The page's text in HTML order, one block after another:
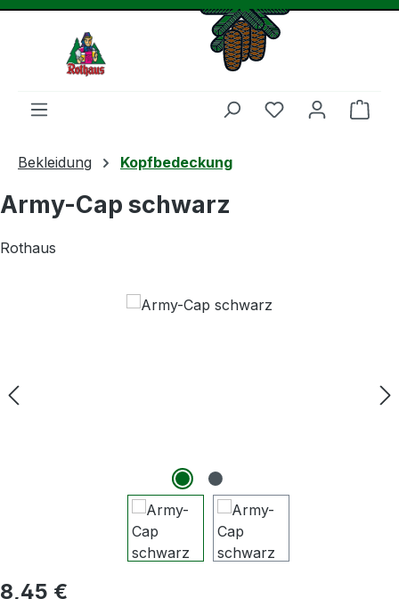
Du hast 0
Bekleidung Kopfbedeckung
Army-Cap schwarz
Rothaus
Bildergalerie überspringen
Regulärer Preis:
8,45 €